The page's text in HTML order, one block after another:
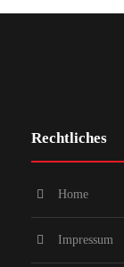
Rechtliches
Home
Impressum